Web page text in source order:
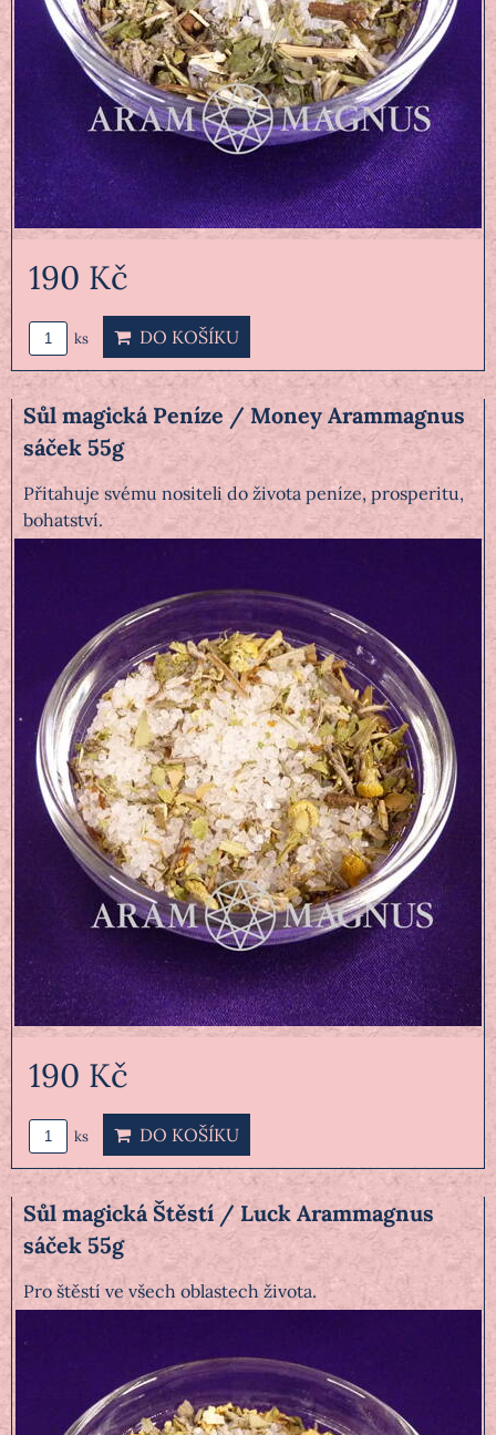
190 Kč
ks DO KOŠÍKU
Sůl magická Peníze / Money Arammagnus
sáček 55g
Přitahuje svému nositeli do života peníze, prosperitu,
bohatství.
190 Kč
ks DO KOŠÍKU
Sůl magická Štěstí / Luck Arammagnus
sáček 55g
Pro štěstí ve všech oblastech života.